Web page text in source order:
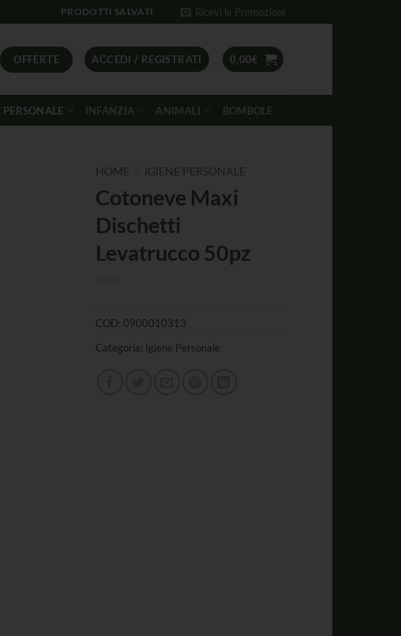
PRODOTTI SALVATI Ricevi le Promozioni
OFFERTE ACCEDI / REGISTRATI 0,00€
PERSONALE INFANZIA ANIMALI BOMBOLE
HOME IGIENE PERSONALE
Cotoneve Maxi
Dischetti
Levatrucco 50pz
COD: 0900010313
Categoria: Igiene Personale